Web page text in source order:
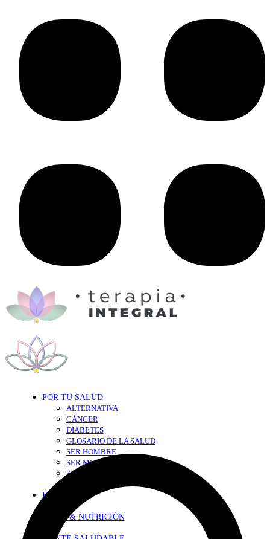
POR TU SALUD
ALTERNATIVA
CÁNCER
DIABETES
GLOSARIO DE LA SALUD
SER HOMBRE
SER MUJER
SEXY-SALUD
EN FORMA
DIETA & NUTRICIÓN